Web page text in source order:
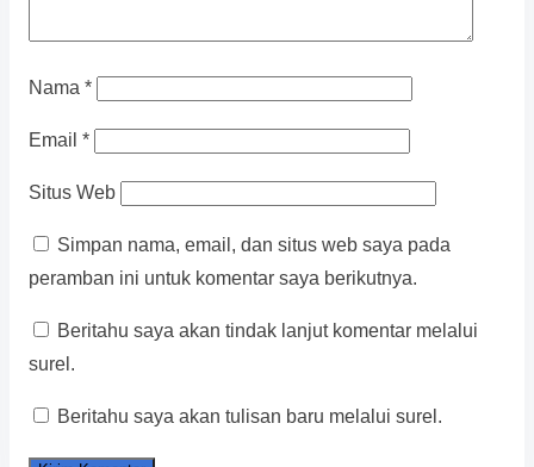
Nama *
Email *
Situs Web
Simpan nama, email, dan situs web saya pada
peramban ini untuk komentar saya berikutnya.
Beritahu saya akan tindak lanjut komentar melalui
surel.
Beritahu saya akan tulisan baru melalui surel.